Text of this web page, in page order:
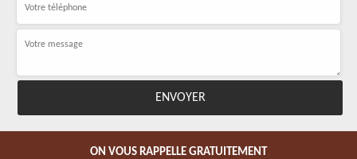
ON VOUS RAPPELLE GRATUITEMENT